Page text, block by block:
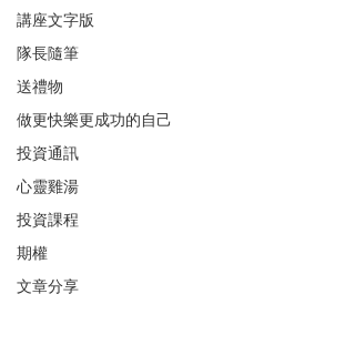
講座文字版
隊長隨筆
送禮物
做更快樂更成功的自己
投資通訊
心靈雞湯
投資課程
期權
文章分享